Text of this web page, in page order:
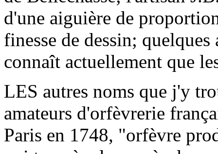
d'une aiguière de
finesse de dessin;
connaît actuellement que
LES autres noms que j'y
amateurs d'orfèvrerie
Paris en 1748, "orfèvre